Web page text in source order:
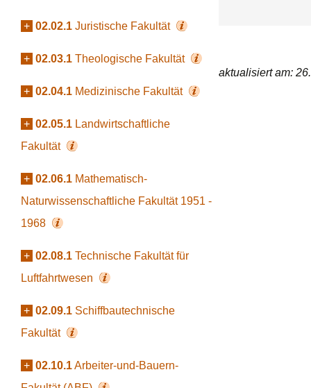
+ 02.02.1 Juristische Fakultät
+ 02.03.1 Theologische Fakultät
+ 02.04.1 Medizinische Fakultät
+ 02.05.1 Landwirtschaftliche
Fakultät
+ 02.06.1 Mathematisch-
Naturwissenschaftliche Fakultät 1951 -
1968
+ 02.08.1 Technische Fakultät für
Luftfahrtwesen
+ 02.09.1 Schiffbautechnische
Fakultät
+ 02.10.1Arbeiter-und-Bauern-
aktualisiert am: